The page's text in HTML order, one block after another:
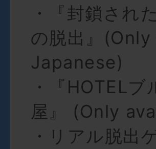
・『封鎖され
の脱出』
Japanese)
・『HOTEL
屋』 (Only
・リアル脱出